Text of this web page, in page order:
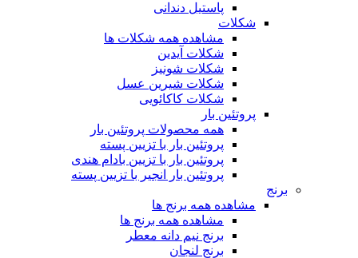
پاستیل دندانی
شکلات
مشاهده همه شکلات ها
شکلات آیدین
شکلات شونیز
شکلات شیرین عسل
شکلات کاکائویی
پروتئین بار
همه محصولات پروتئین بار
پروتئین بار با تزیین پسته
پروتئین بار با تزیین بادام هندی
پروتئین بار انجیر با تزیین پسته
برنج
مشاهده همه برنج ها
مشاهده همه برنج ها
برنج نیم دانه معطر
برنج لنجان